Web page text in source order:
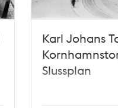
Karl Johans
Slussplan